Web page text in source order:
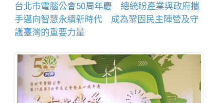
台北市電腦公會50周年慶 總統盼產業與政府攜
手邁向智慧永續新時代 成為鞏固民主陣營及守
護臺灣的重要力量